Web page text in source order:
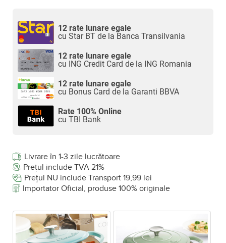
12 rate lunare egale
cu Star BT de la Banca Transilvania
12 rate lunare egale
cu ING Credit Card de la ING Romania
12 rate lunare egale
cu Bonus Card de la Garanti BBVA
Rate 100% Online
cu TBI Bank
Livrare în 1-3 zile lucrătoare
Prețul include TVA 21%
Prețul NU include Transport 19,99 lei
Importator Oficial, produse 100% originale